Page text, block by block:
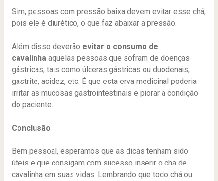
Sim, pessoas com pressão baixa devem evitar esse chá,
pois ele é diurético, o que faz abaixar a pressão.
Além disso deverão evitar o consumo de
cavalinhaaquelas pessoas que sofram de doenças
gástricas, tais como úlceras gástricas ou duodenais,
gastrite, acidez, etc. É que esta erva medicinal poderia
irritar as mucosas gastrointestinais e piorar a condição
do paciente.
Conclusão
Bem pessoal, esperamos que as dicas tenham sido
úteis e que consigam com sucesso inserir o cha de
cavalinha em suas vidas. Lembrando que todo chá ou